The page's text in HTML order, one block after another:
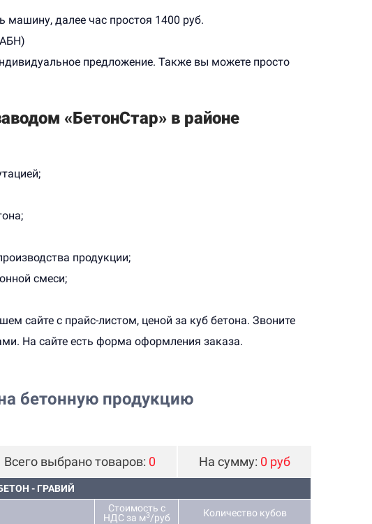
машину, далее час простоя 1400 руб.
предложение. Также вы можете просто
«БетонСтар» в районе
продукции;
смеси;
сайте с прайс-листом, ценой за куб бетона. Звоните
На сайте есть форма оформления заказа.
бетонную продукцию
На сумму: 0 руб
Всего выбрано товаров: 0
- ГРАВИЙ
Стоимость с
НДС за м3/руб Количество кубов